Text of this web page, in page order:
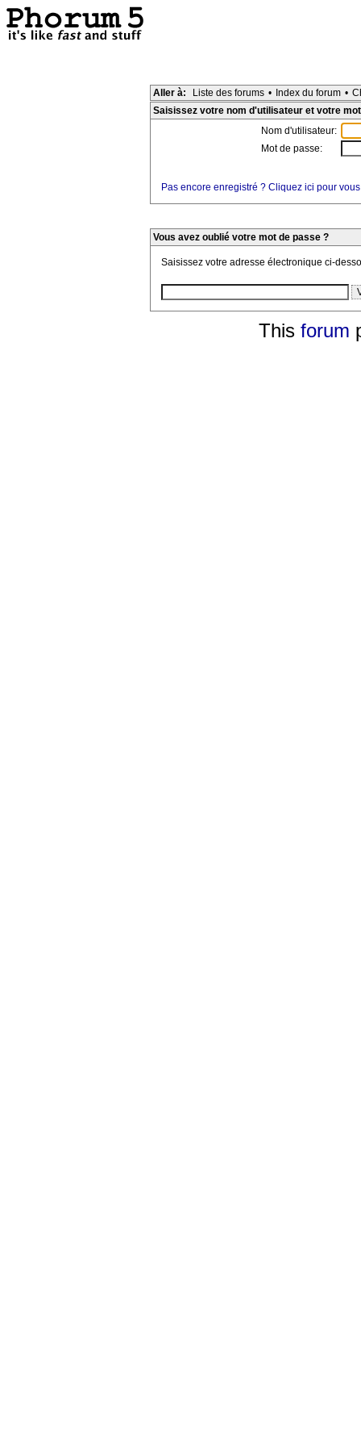
Aller à: Liste des forums • Index du forum •
Saisissez votre nom d'utilisateur et votre
Nom d'utilisateur:
Mot de passe:
Pas encore enregistré ? Cliquez ici pour
Vous avez oublié votre mot de passe ?
Saisissez votre adresse électronique ci-
This forum